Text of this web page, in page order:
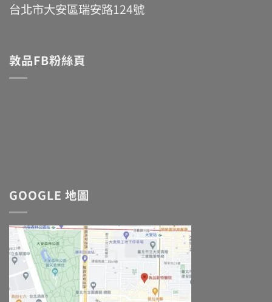
台北市大安區瑞安路124號
敦品FB粉絲頁
GOOGLE 地圖